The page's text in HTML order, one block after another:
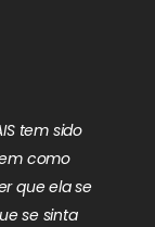
tem sido
como
que ela se
se sinta